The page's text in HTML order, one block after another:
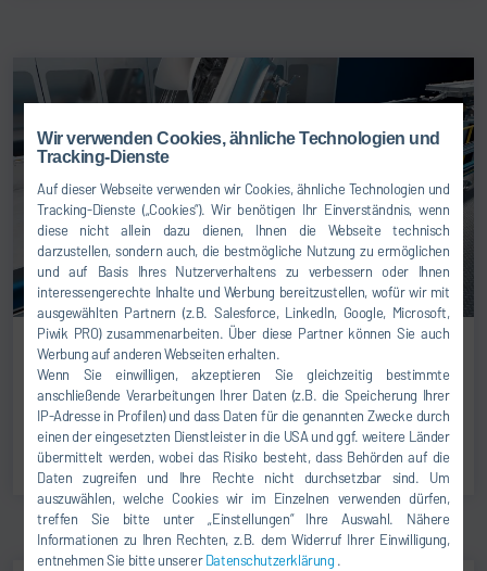
Wir verwenden Cookies, ähnliche Technologien und
Tracking-Dienste
Auf dieser Webseite verwenden wir Cookies, ähnliche Technologien und
Tracking-Dienste („Cookies“). Wir benötigen Ihr Einverständnis, wenn
diese nicht allein dazu dienen, Ihnen die Webseite technisch
darzustellen, sondern auch, die bestmögliche Nutzung zu ermöglichen
und auf Basis Ihres Nutzerverhaltens zu verbessern oder Ihnen
interessengerechte Inhalte und Werbung bereitzustellen, wofür wir mit
ausgewählten Partnern (z.B. Salesforce, LinkedIn, Google, Microsoft,
Piwik PRO) zusammenarbeiten. Über diese Partner können Sie auch
Werbung auf anderen Webseiten erhalten.
Wenn Sie einwilligen, akzeptieren Sie gleichzeitig bestimmte
anschließende Verarbeitungen Ihrer Daten (z.B. die Speicherung Ihrer
IP-Adresse in Profilen) und dass Daten für die genannten Zwecke durch
einen der eingesetzten Dienstleister in die USA und ggf. weitere Länder
übermittelt werden, wobei das Risiko besteht, dass Behörden auf die
Daten zugreifen und Ihre Rechte nicht durchsetzbar sind. Um
auszuwählen, welche Cookies wir im Einzelnen verwenden dürfen,
treffen Sie bitte unter „Einstellungen“ Ihre Auswahl. Nähere
Informationen zu Ihren Rechten, z.B. dem Widerruf Ihrer Einwilligung,
entnehmen Sie bitte unsererDatenschutzerklärung .
PRODUKTE & LÖSUNGEN
21.04.2026
RoDip Eᶻᵞ erweitert Spielräume in der Anlagenplanung
WEITERLESEN